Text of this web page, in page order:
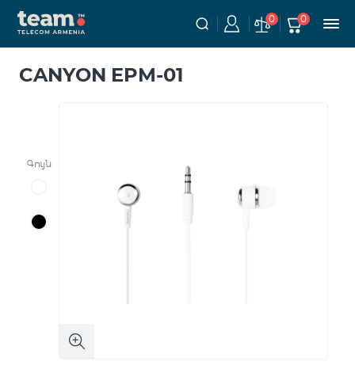
0 0
CANYON EPM-01
Գույն